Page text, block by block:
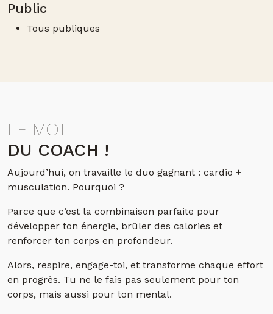
Public
Tous publiques
LE MOT
DU COACH !
Aujourd’hui, on travaille le duo gagnant : cardio +
musculation. Pourquoi ?
Parce que c’est la combinaison parfaite pour
développer ton énergie, brûler des calories et
renforcer ton corps en profondeur.
Alors, respire, engage-toi, et transforme chaque effort
en progrès. Tu ne le fais pas seulement pour ton
corps, mais aussi pour ton mental.